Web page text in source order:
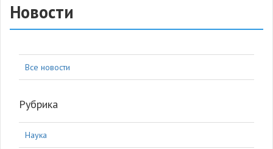
Новости
Все новости
Рубрика
Наука